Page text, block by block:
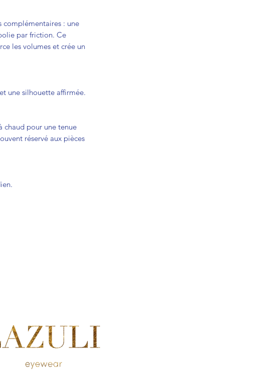
complémentaires : une
par friction. Ce
les volumes et crée un
une silhouette affirmée.
chaud pour une tenue
réservé aux pièces